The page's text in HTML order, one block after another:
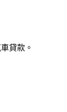
貸款。